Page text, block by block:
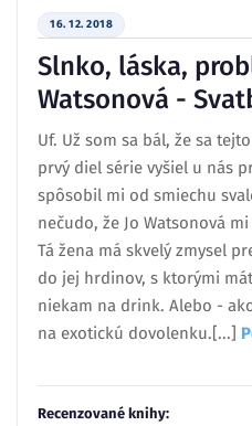
16. 12. 2018
Slnko, láska,
Watsonová -
Uf. Už som sa bál, že sa
prvý diel série vyšiel u nás
spôsobil mi od smiechu
nečudo, že Jo Watsonová
Tá žena má skvelý zmysel
do jej hrdinov, s ktorými
niekam na drink. Alebo -
na exotickú dovolenku.[...]
Recenzované knihy: